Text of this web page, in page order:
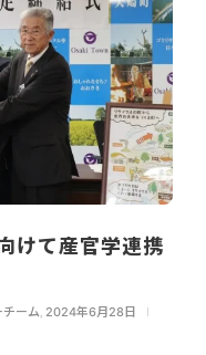
けて産官学連携
ーム 2024年6月28日